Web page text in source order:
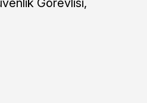
Görevlisi,